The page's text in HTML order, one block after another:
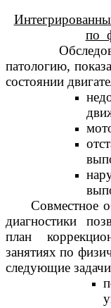
по
патологию,
состоянии
Совместное
диагностики
план
занятиях по
следующие